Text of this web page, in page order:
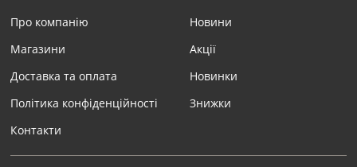
Про компанію
Магазини
Доставка та оплата
Політика конфіденційності
Контакти
Новини
Акції
Новинки
Знижки